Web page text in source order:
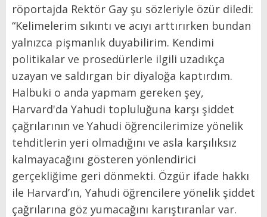
röportajda Rektör Gay şu sözleriyle özür diledi:
“Kelimelerim sıkıntı ve acıyı arttırırken bundan
yalnızca pişmanlık duyabilirim. Kendimi
politikalar ve prosedürlerle ilgili uzadıkça
uzayan ve saldırgan bir diyaloğa kaptırdım.
Halbuki o anda yapmam gereken şey,
Harvard'da Yahudi topluluğuna karşı şiddet
çağrılarının ve Yahudi öğrencilerimize yönelik
tehditlerin yeri olmadığını ve asla karşılıksız
kalmayacağını gösteren yönlendirici
gerçekliğime geri dönmekti. Özgür ifade hakkı
ile Harvard’ın, Yahudi öğrencilere yönelik şiddet
çağrılarına göz yumacağını karıştıranlar var.